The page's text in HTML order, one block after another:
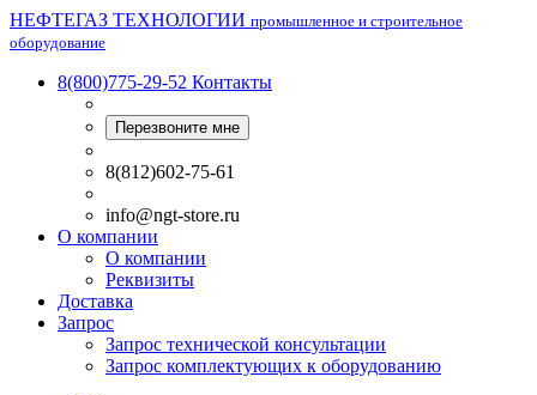
НЕФТЕГАЗ ТЕХНОЛОГИИ промышленное и строительное
оборудование
8(800)775-29-52 Контакты
Перезвоните мне
8(812)602-75-61
info@ngt-store.ru
О компании
О компании
Реквизиты
Доставка
Запрос
Запрос технической консультации
Запрос комплектующих к оборудованию